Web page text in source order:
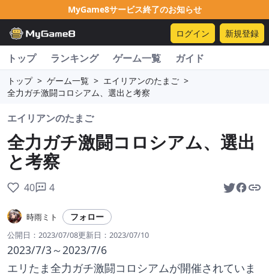
MyGame8サービス終了のお知らせ
ログイン 新規登録
トップ ランキング ゲーム一覧 ガイド
トップ > ゲーム一覧 > エイリアンのたまご >
全力ガチ激闘コロシアム、選出と考察
エイリアンのたまご
全力ガチ激闘コロシアム、選出
と考察
40 4
時雨ミト フォロー
公開日： 2023/07/08更新日： 2023/07/10
2023/7/3～2023/7/6
エリたま全力ガチ激闘コロシアムが開催されていま